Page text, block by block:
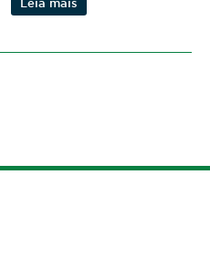
Leia mais